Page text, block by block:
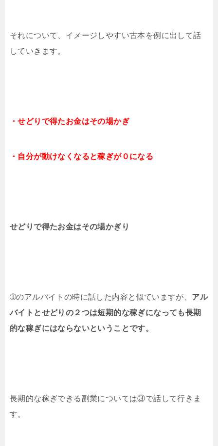
それについて、イメージしやすい古本を例に出して話
していきます。
・せどりで得たお金はその場かぎ
・自分が動けなくなると稼ぎが０になる
せどりで得たお金はその場かぎり
➀のアルバイトの時に話した内容と似ていますが、 アル
バイトとせどりの２つは短期的な稼ぎになっても長期
的な稼ぎにはならないということです。
長期的な稼ぎできる副業については③で話して行きま
す。